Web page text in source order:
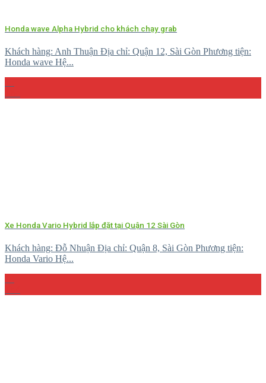
Honda wave Alpha Hybrid cho khách chạy grab
Khách hàng: Anh Thuận Địa chỉ: Quận 12, Sài Gòn Phương tiện:
Honda wave Hệ...
Xe Honda Vario Hybrid lắp đặt tại Quận 12 Sài Gòn
Khách hàng: Đỗ Nhuận Địa chỉ: Quận 8, Sài Gòn Phương tiện:
Honda Vario Hệ...